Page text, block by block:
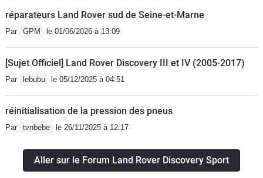
réparateurs Land Rover sud de Seine-et-Marne
Par GPM le 01/06/2026 à 13:09
[Sujet Officiel] Land Rover Discovery III et IV (2005-2017)
Par lebubu le 05/12/2025 à 04:51
réinitialisation de la pression des pneus
Par tvnbebe le 26/11/2025 à 12:17
Aller sur le Forum Land Rover Discovery Sport